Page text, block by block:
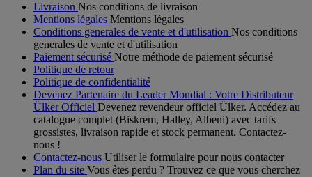
Livraison Nos conditions de livraison
Mentions légales Mentions légales
Conditions generales de vente et d'utilisation Nos conditions
generales de vente et d'utilisation
Paiement sécurisé Notre méthode de paiement sécurisé
Politique de retour
Politique de confidentialité
Devenez Partenaire du Leader Mondial : Votre Distributeur
Ülker Officiel Devenez revendeur officiel Ülker. Accédez au
catalogue complet (Biskrem, Halley, Albeni) avec tarifs
grossistes, livraison rapide et stock permanent. Contactez-
nous !
Contactez-nous Utiliser le formulaire pour nous contacter
Plan du site Vous êtes perdu ? Trouvez ce que vous cherchez